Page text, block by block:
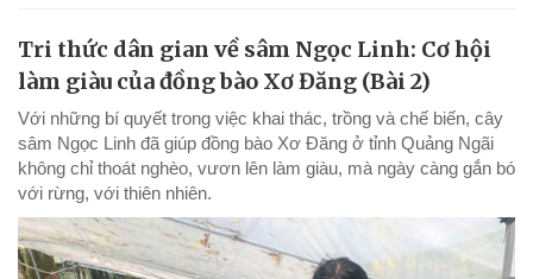
Tri thức dân gian về sâm Ngọc Linh: Cơ hội
làm giàu của đồng bào Xơ Đăng (Bài 2)
Với những bí quyết trong việc khai thác, trồng và chế biến, cây
sâm Ngọc Linh đã giúp đồng bào Xơ Đăng ở tỉnh Quảng Ngãi
không chỉ thoát nghèo, vươn lên làm giàu, mà ngày càng gắn bó
với rừng, với thiên nhiên.